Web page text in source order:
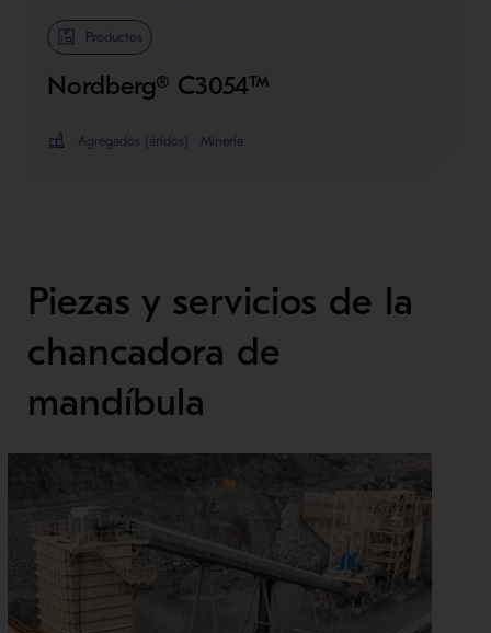
Productos
Nordberg® C3054™
Agregados (áridos) Minería
Piezas y servicios de la
chancadora de
mandíbula